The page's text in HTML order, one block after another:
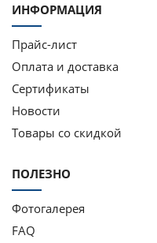
ИНФОРМАЦИЯ
Прайс-лист
Оплата и доставка
Сертификаты
Новости
Товары со скидкой
ПОЛЕЗНО
Фотогалерея
FAQ